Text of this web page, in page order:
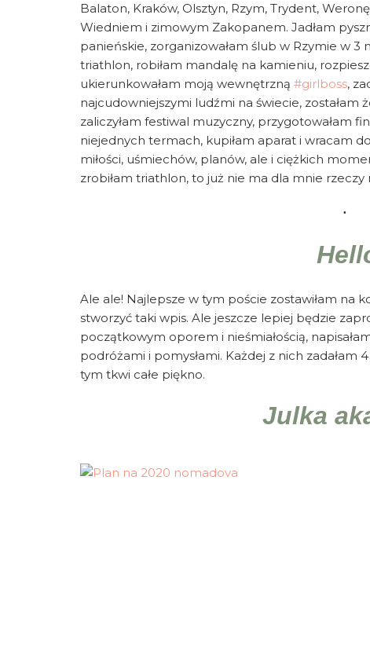
Balaton, Kraków, Olsztyn, Rzym, Trydent,
Wiedniem i zimowym Zakopanem. Jadłam
panieńskie, zorganizowałam ślub w Rzymie w 3
triathlon, robiłam mandalę na kamieniu,
ukierunkowałam moją wewnętrzną #girlboss,
najcudowniejszymi ludźmi na świecie,
zaliczyłam festiwal muzyczny, przygotowałam
niejednych termach, kupiłam aparat i wracam
miłości, uśmiechów, planów, ale i ciężkich
zrobiłam triathlon, to już nie ma dla mnie rzeczy
Ale ale! Najlepsze w tym poście zostawiłam na
stworzyć taki wpis. Ale jeszcze lepiej będzie
początkowym oporem i nieśmiałością,
podróżami i pomysłami. Każdej z nich
tym tkwi całe piękno.
Julka